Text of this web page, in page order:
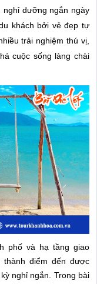
dưỡng ngắn ngày
khách bởi vẻ đẹp tự
trải nghiệm thú vị,
cuộc sống làng chài
phố và hạ tầng giao
điểm đến được
nghỉ ngắn. Trong bài